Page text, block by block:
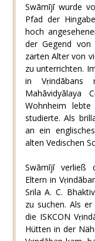
Swāmījī wurde
Pfad der
hoch
der Gegend von
zarten Alter von
zu unterrichten.
in Vṛindābans
Mahāvidyālaya
Wohnheim
studierte. Als
an ein
alten Vedischen
Swāmījī verließ
Eltern in
Srila A. C.
zu suchen. Als
die ISKCON
Hütten in der